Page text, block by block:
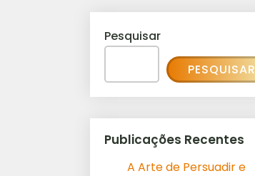
Pesquisar
PESQUISAR
Publicações Recentes
A Arte de Persuadir e